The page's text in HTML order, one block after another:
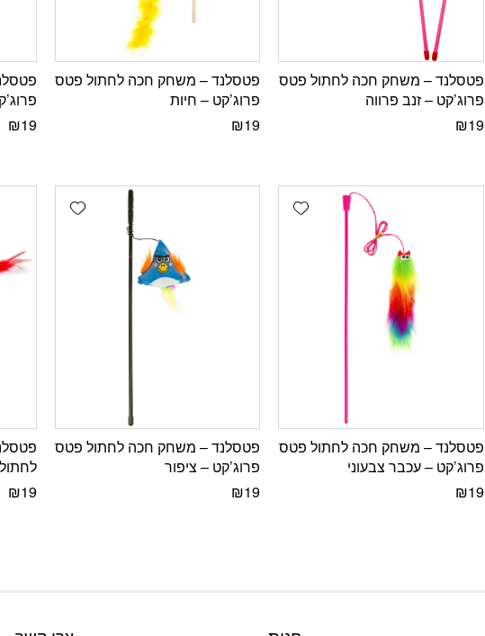
פטסלנד – משחק חכה לחתול פטס
פרוג’קט – זנב פרווה
₪19
פטסלנד – משחק חכה לחתול פטס
פרוג’קט – חיות
₪19
₪19
Add wishlist
פטסלנד – משחק חכה לחתול פטס
פרוג’קט – עכבר צבעוני
₪19
Add wishlist
פטסלנד – משחק חכה לחתול פטס
פרוג’קט – ציפור
₪19
₪19